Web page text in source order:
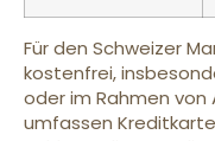
Für den Schweizer
kostenfrei,
oder im Rahmen von
umfassen